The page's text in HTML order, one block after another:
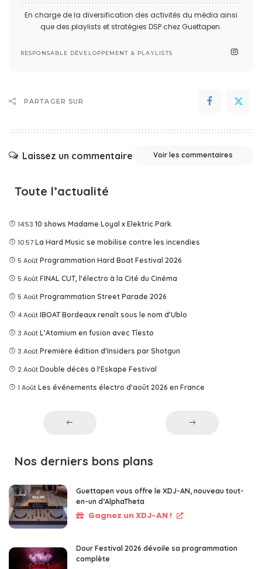
En charge de la diversification des activités du média ainsi
que des playlists et stratégies DSP chez Guettapen.
RESPONSABLE DÉVELOPPEMENT & PLAYLISTS
PARTAGER SUR
Laissez un commentaire Voir les commentaires
Toute l’actualité
14:53 10 shows Madame Loyal x Elektric Park
10:57 La Hard Music se mobilise contre les incendies
5 Août Programmation Hard Boat Festival 2026
5 Août FINAL CUT, l'électro à la Cité du Cinéma
5 Août Programmation Street Parade 2026
4 Août IBOAT Bordeaux renaît sous le nom d'Ublo
3 Août L’Atomium en fusion avec Tîesto
3 Août Première édition d'Insiders par Shotgun
2 Août Double décès à l'Eskape Festival
1 Août Les événements électro d'août 2026 en France
Nos derniers bons plans
Guettapen vous offre le XDJ-AN, nouveau tout-
en-un d’AlphaTheta
Gagnez un XDJ-AN !
Dour Festival 2026 dévoile sa programmation
complète